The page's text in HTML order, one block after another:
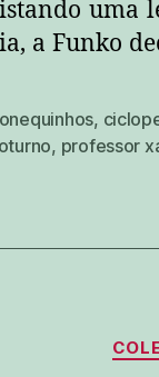
uma
a Funko
,
, professor